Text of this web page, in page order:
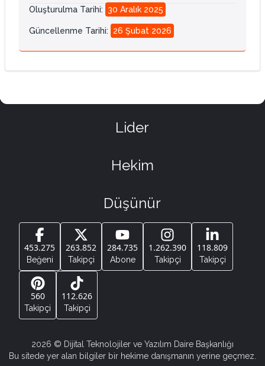
Oluşturulma Tarihi: 30 Aralık 2025
Güncellenme Tarihi: 26 Şubat 2026
Lider
Hekim
Düşünür
453.275
Beğeni
263.852
Takipçi
284.735
Abone
1.262.390
Takipçi
118.809
Takipçi
560
Takipçi
112.626
Takipçi
2026 © Dijital Teknolojiler ve Yazılım Daire Başkanlığı
Bu sitede yer alan bilgiler bir hekime danışmanın yerine geçmez.